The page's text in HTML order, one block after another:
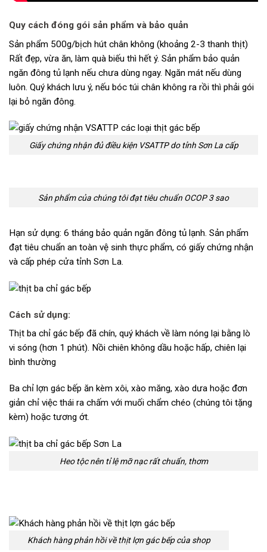
Quy cách đóng gói sản phẩm và bảo quản
Sản phẩm 500g/bịch hút chân không (khoảng 2-3 thanh thịt)
Rất đẹp, vừa ăn, làm quà biếu thì hết ý. Sản phẩm bảo quản
ngăn đông tủ lạnh nếu chưa dùng ngay. Ngăn mát nếu dùng
luôn. Quý khách lưu ý, nếu bóc túi chân không ra rồi thì phải gói
lại bỏ ngăn đông.
Giấy chứng nhận đủ điều kiện VSATTP do tỉnh Sơn La cấp
Sản phẩm của chúng tôi đạt tiêu chuẩn OCOP 3 sao
Hạn sử dụng: 6 tháng bảo quản ngăn đông tủ lạnh. Sản phẩm
đạt tiêu chuẩn an toàn vệ sinh thực phẩm, có giấy chứng nhận
và cấp phép cửa tỉnh Sơn La.
Cách sử dụng:
Thịt ba chỉ gác bếp đã chín, quý khách về làm nóng lại bằng lò
vi sóng (hơn 1 phút). Nồi chiên không dầu hoặc hấp, chiên lại
bình thường
Ba chỉ lợn gác bếp ăn kèm xôi, xào măng, xào dưa hoặc đơn
giản chỉ việc thái ra chấm với muối chẩm chéo (chúng tôi tặng
kèm) hoặc tương ớt.
Heo tộc nên tỉ lệ mỡ nạc rất chuẩn, thơm
Khách hàng phản hồi về thịt lợn gác bếp của shop